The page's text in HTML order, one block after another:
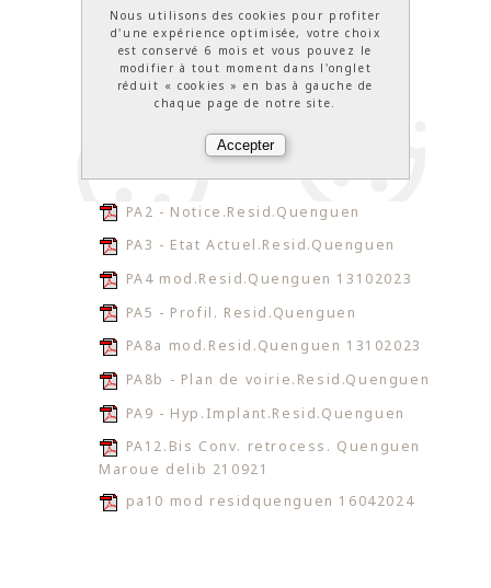
Nous utilisons des cookies pour profiter
d'une expérience optimisée, votre choix
est conservé 6 mois et vous pouvez le
modifier à tout moment dans l'onglet
réduit « cookies » en bas à gauche de
chaque page de notre site.
PA2 - Notice.Resid.Quenguen
PA3 - Etat Actuel.Resid.Quenguen
PA4 mod.Resid.Quenguen 13102023
PA5 - Profil. Resid.Quenguen
PA8a mod.Resid.Quenguen 13102023
PA8b - Plan de voirie.Resid.Quenguen
PA9 - Hyp.Implant.Resid.Quenguen
PA12.Bis Conv. retrocess. Quenguen
Maroue delib 210921
pa10 mod residquenguen 16042024